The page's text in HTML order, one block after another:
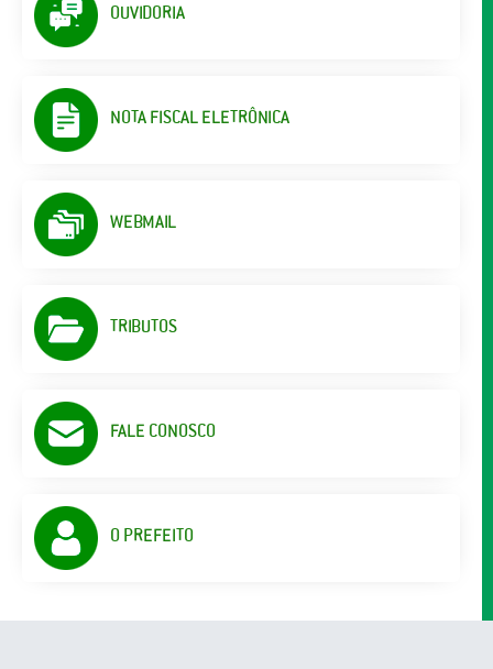
OUVIDORIA
NOTA FISCAL ELETRÔNICA
WEBMAIL
TRIBUTOS
FALE CONOSCO
O PREFEITO